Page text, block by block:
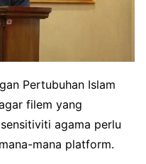
Pertubuhan Islam
filem yang
agama perlu
mana platform.